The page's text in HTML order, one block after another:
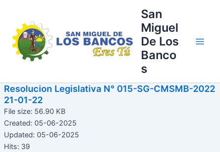
contenido
San
Miguel
De Los
Banco
s
Resolucion Legislativa N° 015-SG-CMSMB-2022
21-01-22
File size: 56.90 KB
Created: 05-06-2025
Updated: 05-06-2025
Hits: 39